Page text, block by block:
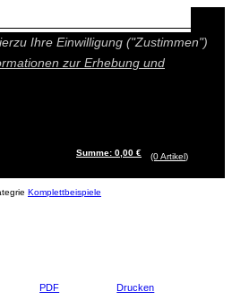
bieten (Marketing- und
Ihre Einwilligung ("Zustimmen")
zur Erhebung und
Summe: 0,00 € (0Artikel)
Komplettbeispiele
PDF Drucken